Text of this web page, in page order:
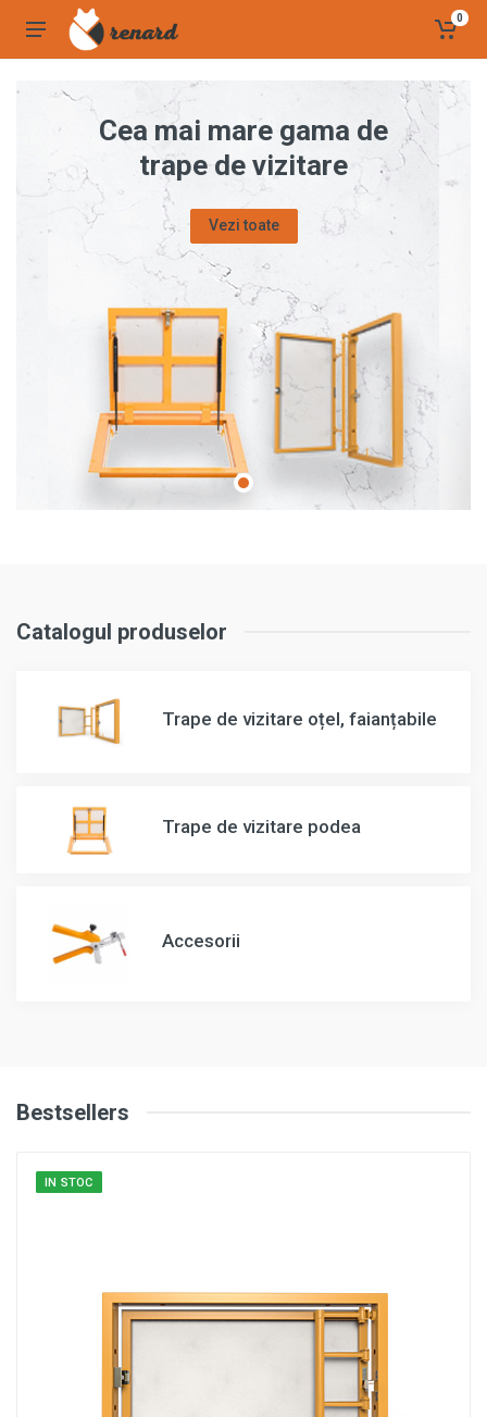
0
Cea mai mare gama de
trape de vizitare
Vezi toate
Catalogul produselor
Trape de vizitare oțel, faianțabile
Trape de vizitare podea
Accesorii
Bestsellers
IN STOC